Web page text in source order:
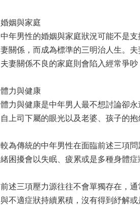
婚姻與家庭
中年男性的婚姻與家庭狀況可能不是
妻關係，而成為標準的三明治人生。
夫妻關係不良的家庭則會陷入經常爭
體力與健康
體力與健康是中年男人最不想討論卻
自上司下屬的眼光以及老婆、孩子的
較為傳統的中年男性在面臨前述三項
緒困擾會以失眠、疲累或是多種身體症
前述三項壓力源往往不會單獨存在，
與不適症狀持續累積，沒有得到紓解